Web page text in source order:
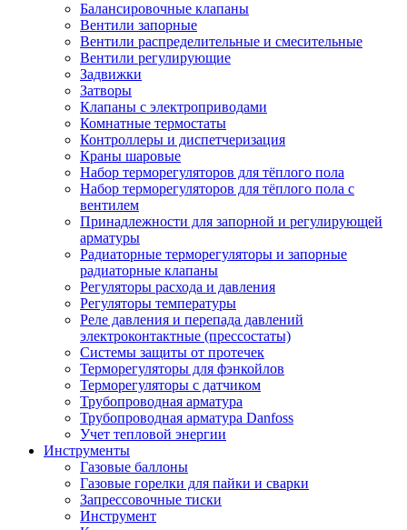
Балансировочные клапаны
Вентили запорные
Вентили распределительные и смесительные
Вентили регулирующие
Задвижки
Затворы
Клапаны с электроприводами
Комнатные термостаты
Контроллеры и диспетчеризация
Краны шаровые
Набор терморегуляторов для тёплого пола
Набор терморегуляторов для тёплого пола с
вентилем
Принадлежности для запорной и регулирующей
арматуры
Радиаторные терморегуляторы и запорные
радиаторные клапаны
Регуляторы расхода и давления
Регуляторы температуры
Реле давления и перепада давлений
электроконтактные (прессостаты)
Системы защиты от протечек
Терморегуляторы для фэнкойлов
Терморегуляторы с датчиком
Трубопроводная арматура
Трубопроводная арматура Danfoss
Учет тепловой энергии
Инструменты
Газовые баллоны
Газовые горелки для пайки и сварки
Запрессовочные тиски
Инструмент